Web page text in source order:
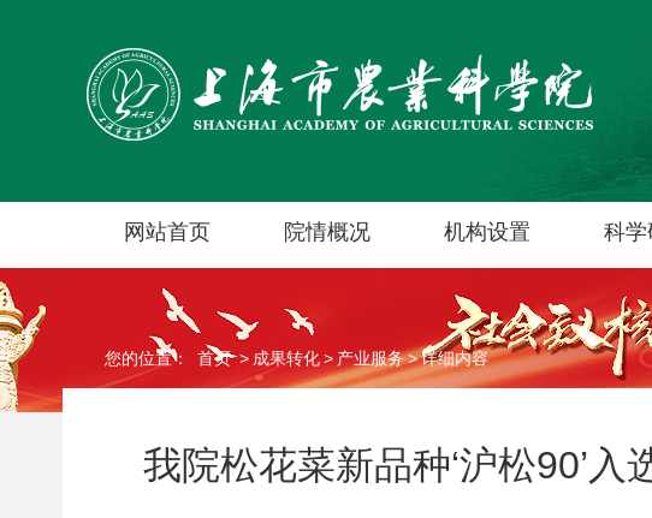
网站首页 院情概况 机构设置 科学
您的位置： 首页> 成果转化> 产业服务>详细内容
我院松花菜新品种‘沪松90’